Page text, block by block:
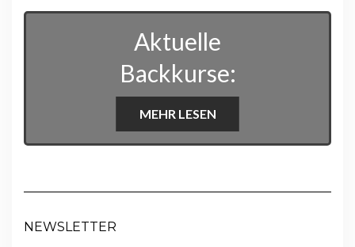
Aktuelle
Backkurse:
MEHR LESEN
NEWSLETTER